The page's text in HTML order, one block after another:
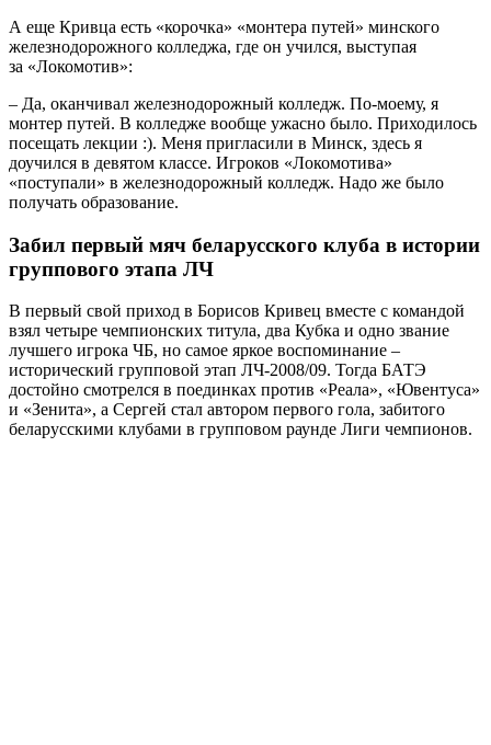
А еще Кривца есть «корочка» «монтера путей» минского
железнодорожного колледжа, где он учился, выступая
за «Локомотив»:
– Да, оканчивал железнодорожный колледж. По-моему, я
монтер путей. В колледже вообще ужасно было. Приходилось
посещать лекции :). Меня пригласили в Минск, здесь я
доучился в девятом классе. Игроков «Локомотива»
«поступали» в железнодорожный колледж. Надо же было
получать образование.
Забил первый мяч беларусского клуба в истории
группового этапа ЛЧ
В первый свой приход в Борисов Кривец вместе с командой
взял четыре чемпионских титула, два Кубка и одно звание
лучшего игрока ЧБ, но самое яркое воспоминание –
исторический групповой этап ЛЧ-2008/09. Тогда БАТЭ
достойно смотрелся в поединках против «Реала», «Ювентуса»
и «Зенита», а Сергей стал автором первого гола, забитого
беларусскими клубами в групповом раунде Лиги чемпионов.